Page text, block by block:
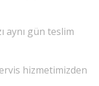
aynı gün teslim
hizmetimizden